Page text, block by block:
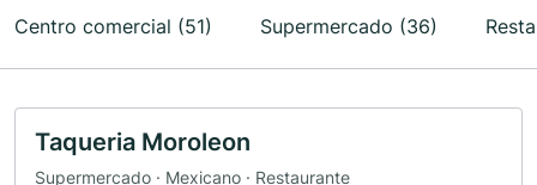
Centro comercial (51) Supermercado (36)
Taqueria Moroleon
Supermercado · Mexicano · Restaurante